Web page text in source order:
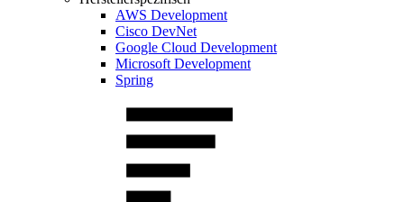
AWS Development
Cisco DevNet
Google Cloud Development
Microsoft Development
Spring